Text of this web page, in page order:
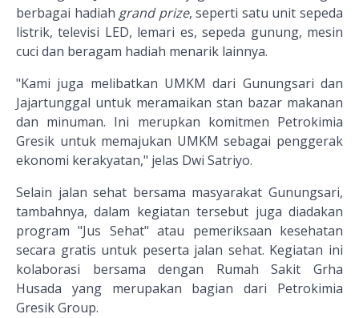
berbagai hadiah grand prize, seperti satu unit sepeda
listrik, televisi LED, lemari es, sepeda gunung, mesin
cuci dan beragam hadiah menarik lainnya.
"Kami juga melibatkan UMKM dari Gunungsari dan
Jajartunggal untuk meramaikan stan bazar makanan
dan minuman. Ini merupkan komitmen Petrokimia
Gresik untuk memajukan UMKM sebagai penggerak
ekonomi kerakyatan," jelas Dwi Satriyo.
Selain jalan sehat bersama masyarakat Gunungsari,
tambahnya, dalam kegiatan tersebut juga diadakan
program "Jus Sehat" atau pemeriksaan kesehatan
secara gratis untuk peserta jalan sehat. Kegiatan ini
kolaborasi bersama dengan Rumah Sakit Grha
Husada yang merupakan bagian dari Petrokimia
Gresik Group.